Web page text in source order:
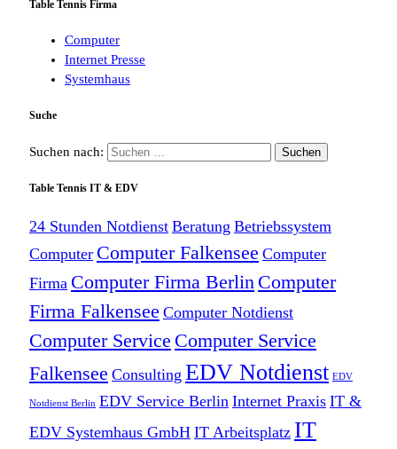
Table Tennis Firma
Computer
Internet Presse
Systemhaus
Suche
Suchen nach:
Table Tennis IT & EDV
24 Stunden Notdienst Beratung Betriebssystem
Computer Computer Falkensee Computer
Firma Computer Firma Berlin Computer
Firma Falkensee Computer Notdienst
Computer Service Computer Service
Falkensee Consulting EDV Notdienst EDV
Notdienst Berlin EDV Service Berlin Internet Praxis IT &
EDV Systemhaus GmbH IT Arbeitsplatz IT